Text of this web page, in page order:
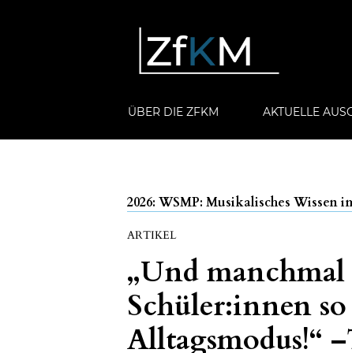
ÜBER DIE ZFKM AKTUELLE
2026: WSMP: Musikalisches Wissen
ARTIKEL
„Und
Schüler:innen
Alltagsmodus!“